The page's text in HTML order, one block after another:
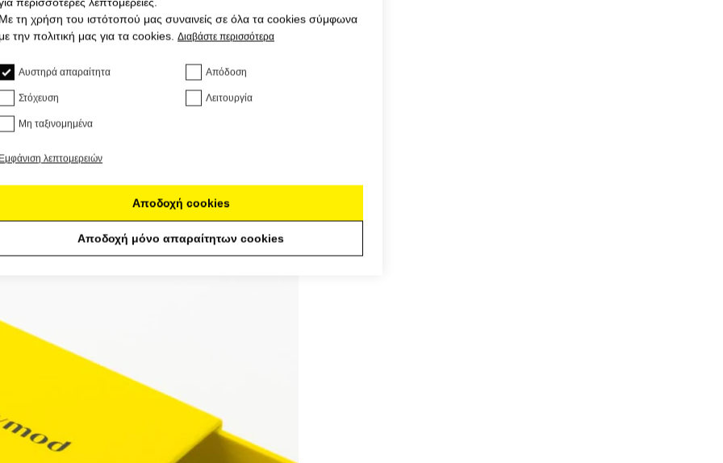
τη χρήση του ιστότοπού μας συναινείς σε όλα τα cookies σύμφωνα
την πολιτική μας για τα cookies. Διαβάστε περισσότερα
Αυστηρά απαραίτητα Απόδοση
Στόχευση Λειτουργία
Μη ταξινομημένα
λεπτομερειών
Αποδοχή cookies
Αποδοχή μόνο απαραίτητων cookies